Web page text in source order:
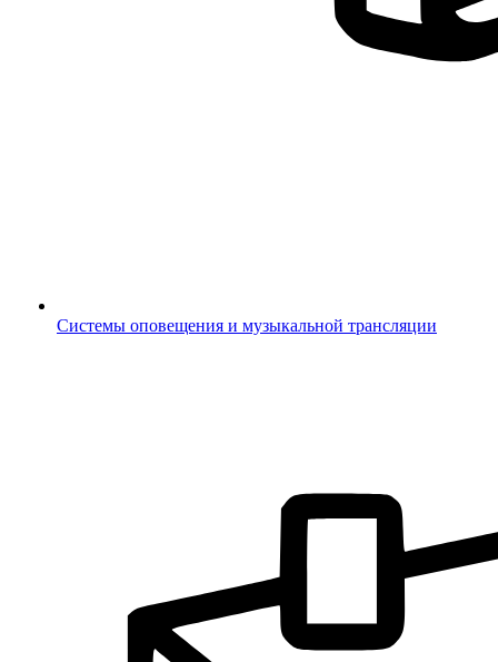
Системы оповещения и музыкальной трансляции